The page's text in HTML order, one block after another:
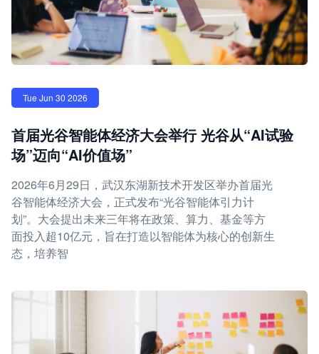
Tue Jun 30 2026
首届光谷智能体经济大会举行 光谷从“AI试验
场”迈向“AI价值场”
2026年6月29日，武汉东湖新技术开发区举办首届光
谷智能体经济大会，正式发布“光谷智能体引力计
划”。大会提出未来三年将在政策、算力、基金等方
面投入超10亿元，旨在打造以智能体为核心的创新生
态，培养智